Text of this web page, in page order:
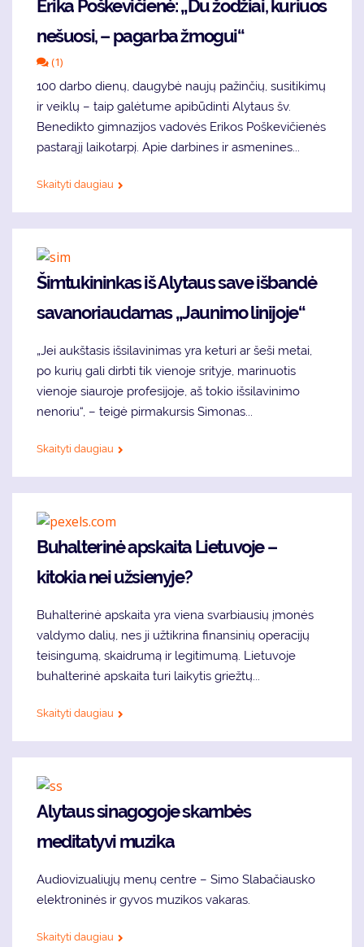
Erika Poškevičienė: „Du žodžiai, kuriuos
nešuosi, – pagarba žmogui“
(1)
100 darbo dienų, daugybė naujų pažinčių, susitikimų
ir veiklų – taip galėtume apibūdinti Alytaus šv.
Benedikto gimnazijos vadovės Erikos Poškevičienės
pastarąjį laikotarpį. Apie darbines ir asmenines...
Skaityti daugiau
Šimtukininkas iš Alytaus save išbandė
savanoriaudamas „Jaunimo linijoje“
„Jei aukštasis išsilavinimas yra keturi ar šeši metai,
po kurių gali dirbti tik vienoje srityje, marinuotis
vienoje siauroje profesijoje, aš tokio išsilavinimo
nenoriu“, – teigė pirmakursis Simonas...
Skaityti daugiau
Buhalterinė apskaita Lietuvoje –
kitokia nei užsienyje?
Buhalterinė apskaita yra viena svarbiausių įmonės
valdymo dalių, nes ji užtikrina finansinių operacijų
teisingumą, skaidrumą ir legitimumą. Lietuvoje
buhalterinė apskaita turi laikytis griežtų...
Skaityti daugiau
Alytaus sinagogoje skambės
meditatyvi muzika
Audiovizualiųjų menų centre – Simo Slabačiausko
elektroninės ir gyvos muzikos vakaras.
Skaityti daugiau